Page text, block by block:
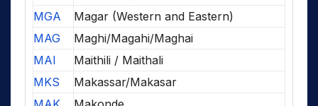
MGA
Magar (Western and Eastern)
MAG
Maghi/Magahi/Maghai
MAI
Maithili / Maithali
MKS
Makassar/Makasar